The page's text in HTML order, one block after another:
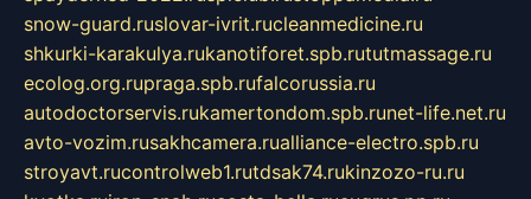
snow-guard.ruslovar-ivrit.rucleanmedicine.ru
shkurki-karakulya.rukanotiforet.spb.rututmassage.ru
ecolog.org.rupraga.spb.rufalcorussia.ru
autodoctorservis.rukamertondom.spb.runet-life.net.ru
avto-vozim.rusakhcamera.rualliance-electro.spb.ru
stroyavt.rucontrolweb1.rutdsak74.rukinzozo-ru.ru